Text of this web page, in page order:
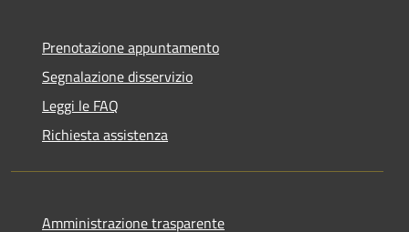
Prenotazione appuntamento
Segnalazione disservizio
Leggi le FAQ
Richiesta assistenza
Amministrazione trasparente